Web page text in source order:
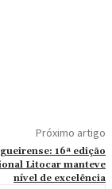
Próximo artigo
16ª edição
Litocar manteve
nível de excelência